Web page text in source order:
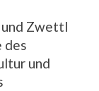
Zwettl
des
und